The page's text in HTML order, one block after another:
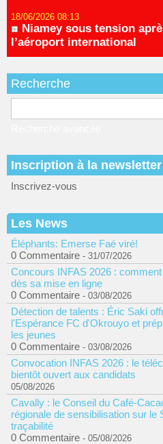
18/06/2026 08:13
Niamey sous tension
l’aéroport international
Recherche
Inscription à la newsletter
Inscrivez-vous
Les News
Éléphants: Emerse Faé viré!
0 Commentaire - 31/07/2026
Concours INFAS 2026 :
dès sa mise en ligne
0 Commentaire - 03/08/2026
Détection de talents : Éric Saki
l'Espérance FC d'Okrouyo et
les jeunes
0 Commentaire - 03/08/2026
Convocation INFAS 2026 : le
bientôt ouvert aux candidats
05/08/2026
Cavally : le Conseil du Café-
régionale de sensibilisation sur le
traçabilité
0 Commentaire - 05/08/2026